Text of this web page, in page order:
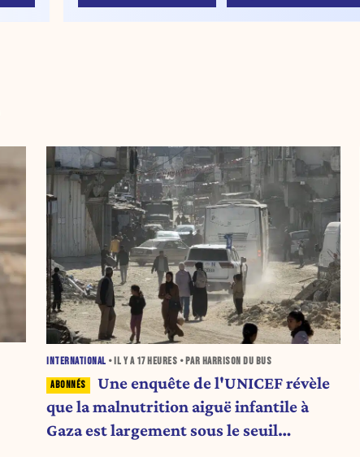
INTERNATIONAL • IL Y A 17 HEURES • PAR HARRISON DU BUS
Une enquête de l'UNICEF révèle
que la malnutrition aiguë infantile à
Gaza est largement sous le seuil